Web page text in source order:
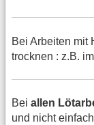
Bei Arbeiten mit
trocknen : z.B.
Bei allen
und nicht